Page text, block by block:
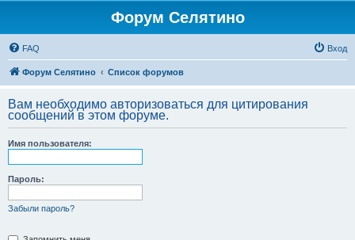
Форум Селятино
FAQ Вход
Форум Селятино Список форумов
Вам необходимо авторизоваться для цитирования
сообщений в этом форуме.
Имя пользователя:
Пароль:
Забыли пароль?